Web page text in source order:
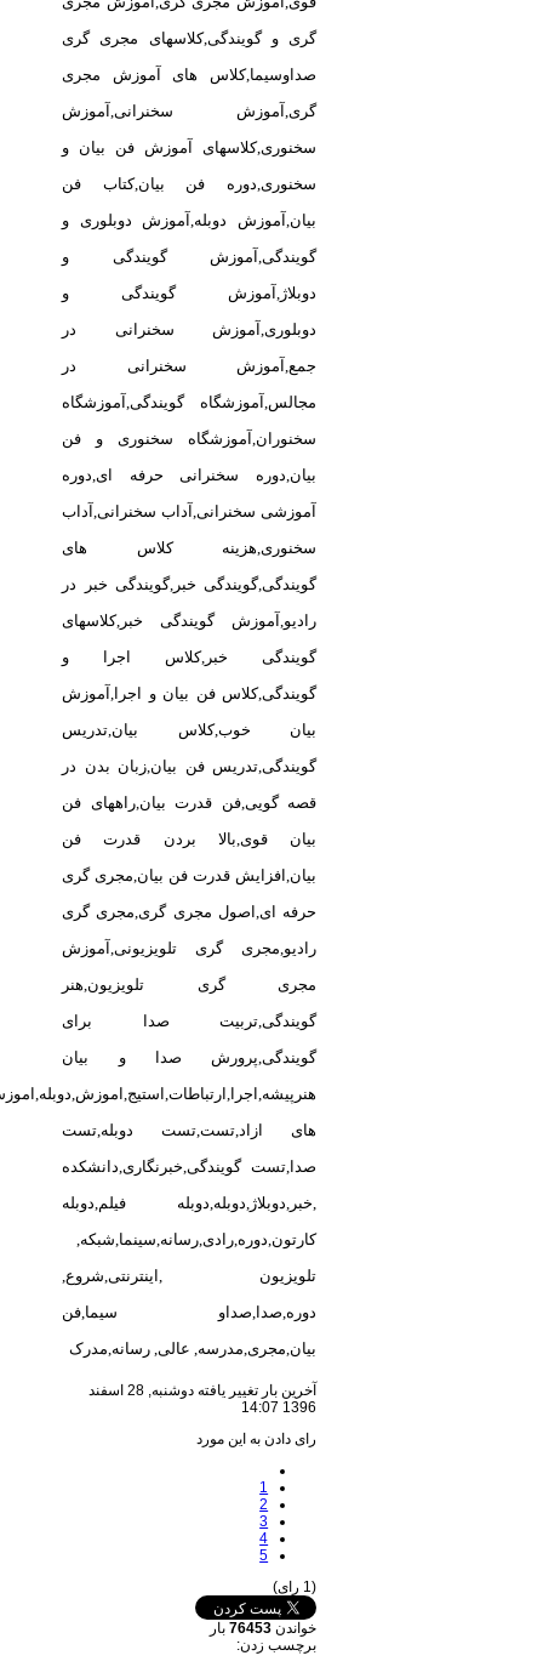
گری و گویندگی,کلاسهای مجری گری
صداوسیما,کلاس های آموزش مجری
گری,آموزش سخنرانی,آموزش
سخنوری,کلاسهای آموزش فن بیان و
سخنوری,دوره فن بیان,کتاب فن
بیان,آموزش دوبله,آموزش دوبلوری و
گویندگی,آموزش گویندگی و
دوبلاژ,آموزش گویندگی و
دوبلوری,آموزش سخنرانی در
جمع,آموزش سخنرانی در
مجالس,آموزشگاه گویندگی,آموزشگاه
سخنوران,آموزشگاه سخنوری و فن
بیان,دوره سخنرانی حرفه ای,دوره
آموزشی سخنرانی,آداب سخنرانی,آداب
سخنوری,هزینه کلاس های
گویندگی,گویندگی خبر,گویندگی خبر در
رادیو,آموزش گویندگی خبر,کلاسهای
گویندگی خبر,کلاس اجرا و
گویندگی,کلاس فن بیان و اجرا,آموزش
بیان خوب,کلاس بیان,تدریس
گویندگی,تدریس فن بیان,زبان بدن در
قصه گویی,فن قدرت بیان,راههای فن
بیان قوی,بالا بردن قدرت فن
بیان,افزایش قدرت فن بیان,مجری گری
حرفه ای,اصول مجری گری,مجری گری
رادیو,مجری گری تلویزیونی,آموزش
مجری گری تلویزیون,هنر
گویندگی,تربیت صدا برای
گویندگی,پرورش صدا و بیان
هنرپیشه,
های ازاد,تست,تست دوبله,تست
صدا,تست گویندگی,خبرنگاری,دانشکده
,خبر,دوبلاژ,دوبله,دوبله فیلم,دوبله
کارتون,دوره,رادی,رسانه,سینما,شبکه,
تلویزیون ,اینترنتی,شروع,
دوره,صدا,صداو سیما,فن
بیان,مجری,مدرسه, عالی, رسانه,مدرک
آخرین بار تغییر یافته دوشنبه, 28 اسفند
1396 14:07
رای دادن به این مورد
1
2
3
4
5
(1 رای)
خواندن 76453بار
برچسب زدن: